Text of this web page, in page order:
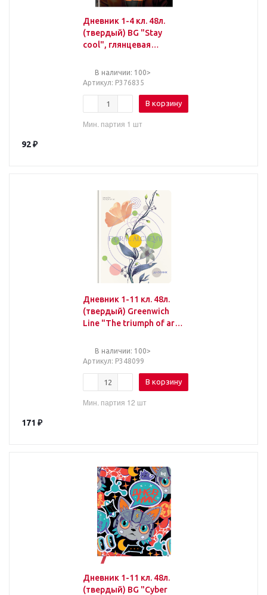
Дневник 1-4 кл. 48л.
(твердый) BG "Stay
cool", глянцевая
В наличии: 100>
Артикул: Р376835
В корзину
Мин. партия 1 шт
92₽
Дневник 1-11 кл. 48л.
(твердый) Greenwich
Line "The triumph of art",
тисн. фольгой, тон.
блок, ляссе
В наличии: 100>
Артикул: Р348099
В корзину
Мин. партия 12 шт
171 ₽
Дневник 1-11 кл. 48л.
(твердый) BG "Cyber